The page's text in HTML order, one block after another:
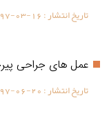
تاریخ انتشار :03-16
عمل های جراحی
تاریخ انتشار :06-20